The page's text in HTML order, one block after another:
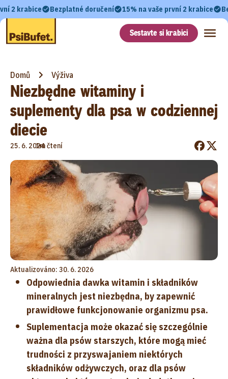
2 krabice Bezplatné doručení 15% na vaše první 2 krabice
Sestavte si krabici
Domů Výživa
Niezbędne witaminy i
suplementy dla psa w codziennej
diecie
25. 6. 2024
•
1m čtení
Aktualizováno: 30. 6. 2026
Odpowiednia dawka witamin i składników
mineralnych jest niezbędna, by zapewnić
prawidłowe funkcjonowanie organizmu psa.
Suplementacja może okazać się szczególnie
ważna dla psów starszych, które mogą mieć
trudności z przyswajaniem niektórych
składników odżywczych, oraz dla psów